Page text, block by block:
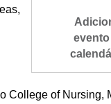
evento
College of Nursing,